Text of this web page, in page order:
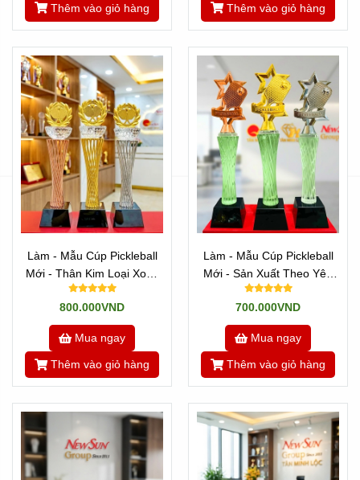
Thêm vào giỏ hàng Thêm vào giỏ hàng
Làm - Mẫu Cúp Pickleball
Mới - Thân Kim Loại Xoắn
Sợi
800.000VND
Mua ngay
Thêm vào giỏ hàng
Làm - Mẫu Cúp Pickleball
Mới - Sản Xuất Theo Yêu
Cầu (15)
700.000VND
Mua ngay
Thêm vào giỏ hàng